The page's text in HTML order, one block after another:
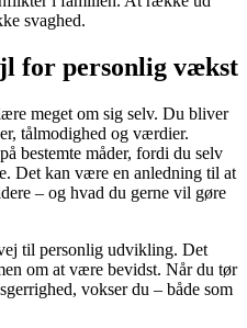
svaghed.
for personlig vækst
meget om sig selv. Du bliver
tålmodighed og værdier.
bestemte måder, fordi du selv
Det kan være en anledning til at
– og hvad du gerne vil gøre
til personlig udvikling. Det
om at være bevidst. Når du tør
vokser du – både som